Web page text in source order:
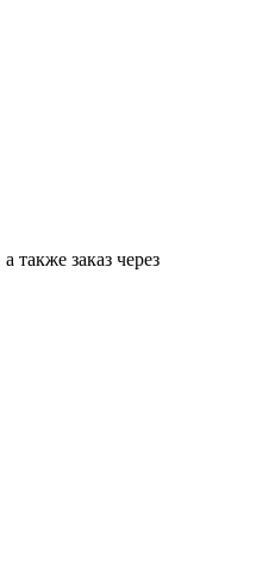
также заказ через